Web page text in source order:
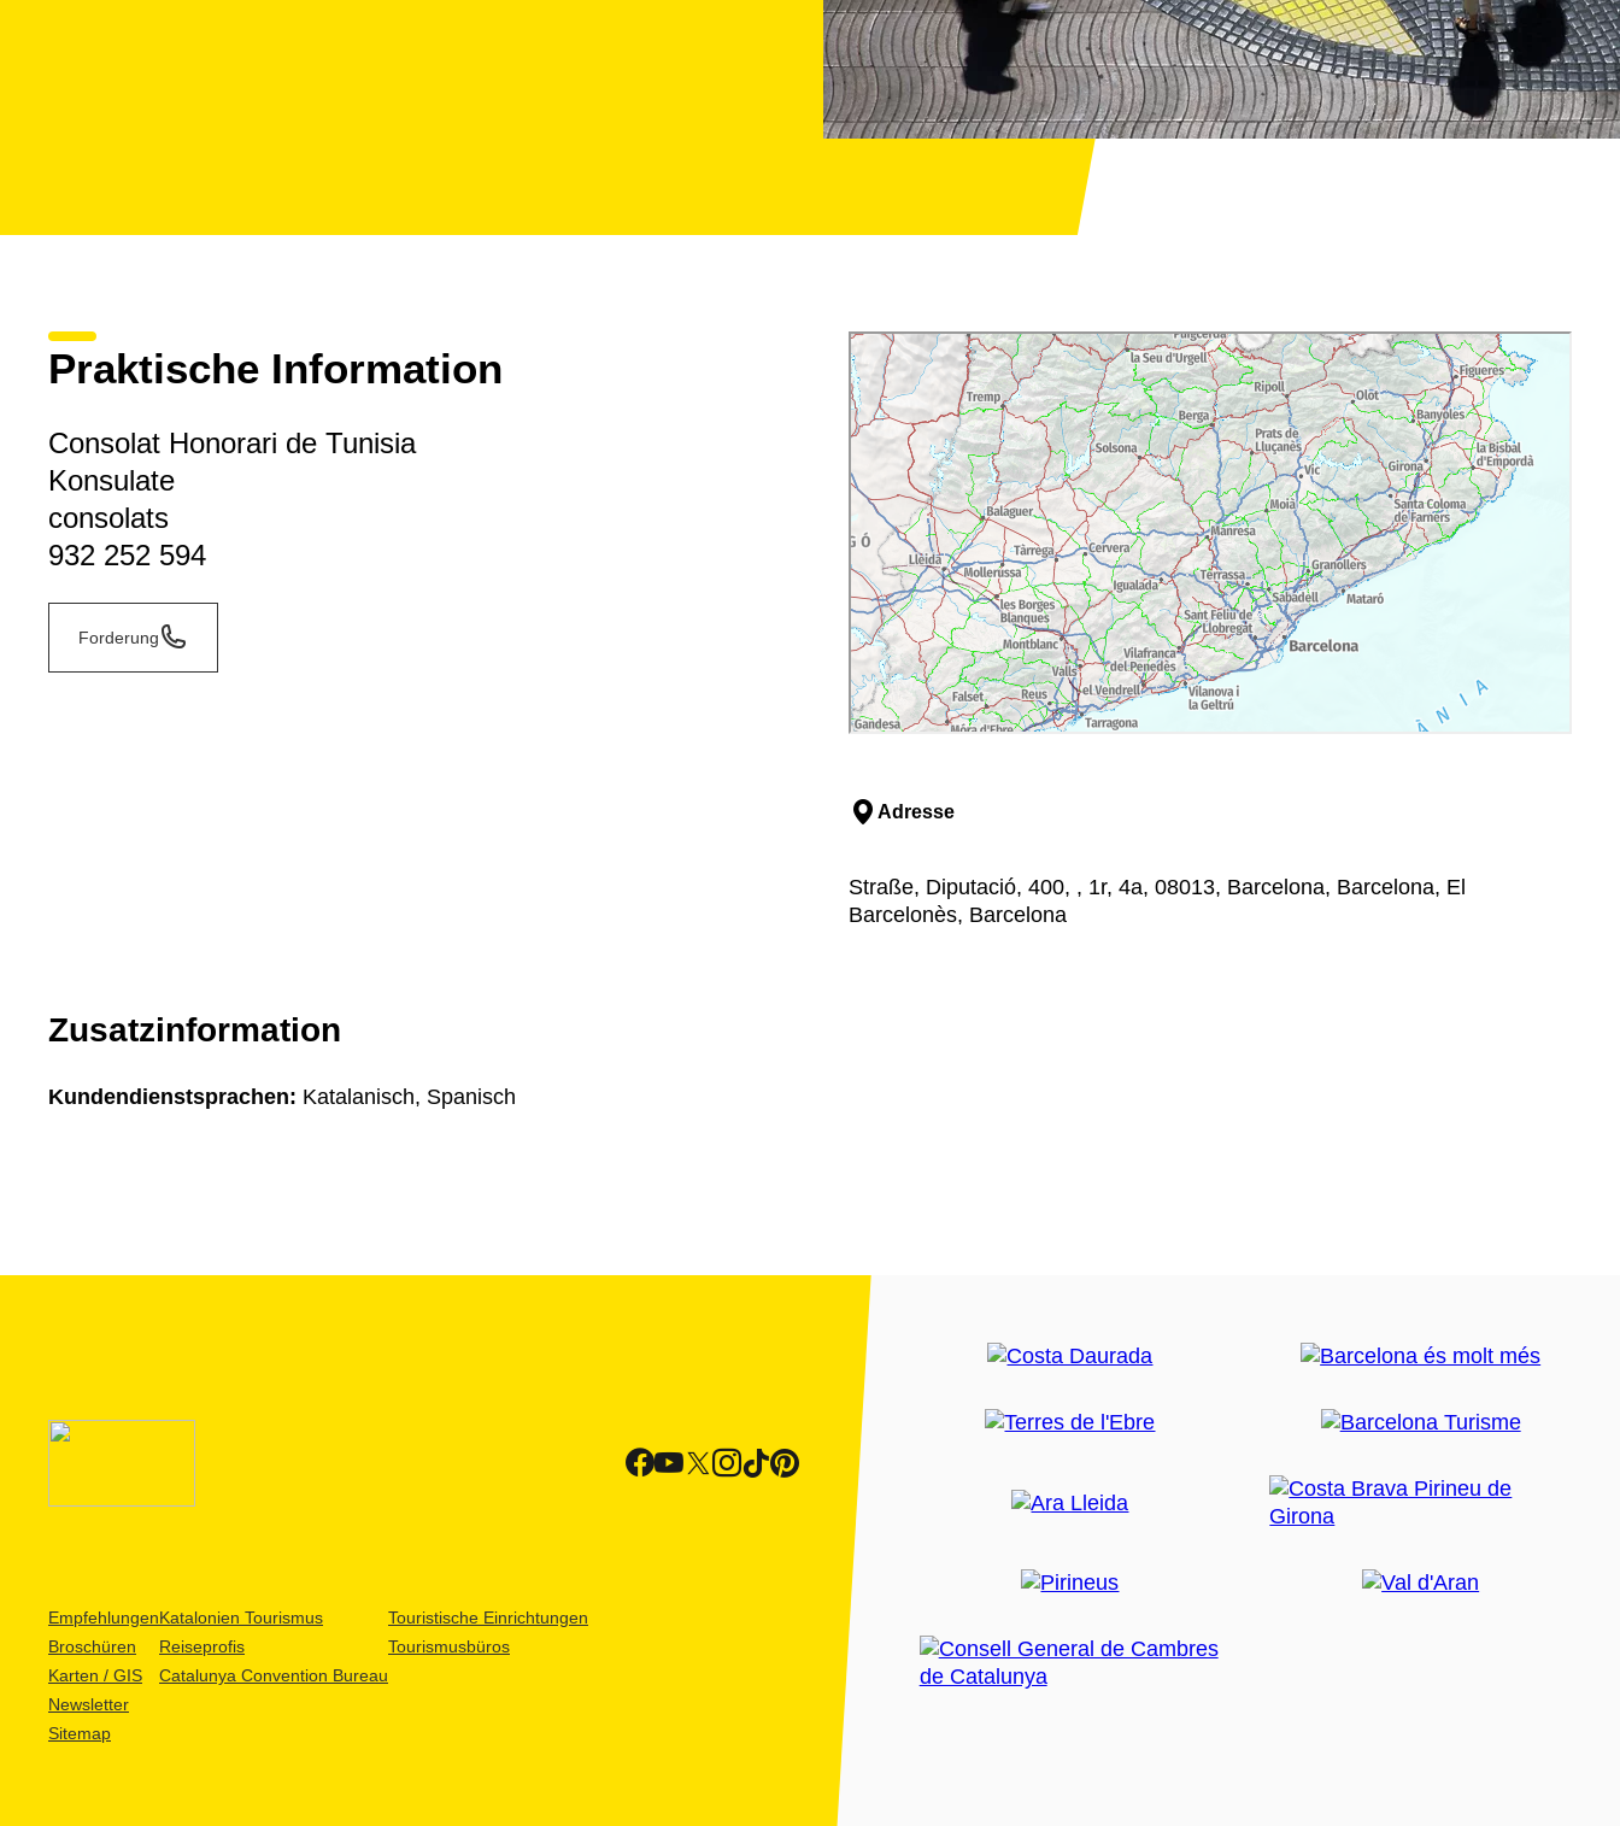
Praktische Information
Consolat Honorari de Tunisia
Konsulate
consolats
932 252 594
Forderung
Adresse
Straße, Diputació, 400, , 1r, 4a, 08013, Barcelona, Barcelona, El
Barcelonès, Barcelona
Zusatzinformation
Kundendienstsprachen: Katalanisch, Spanisch
Empfehlungen
Broschüren
Karten / GIS
Newsletter
Sitemap
Katalonien Tourismus
Reiseprofis
Catalunya Convention Bureau
Touristische Einrichtungen
Tourismusbüros